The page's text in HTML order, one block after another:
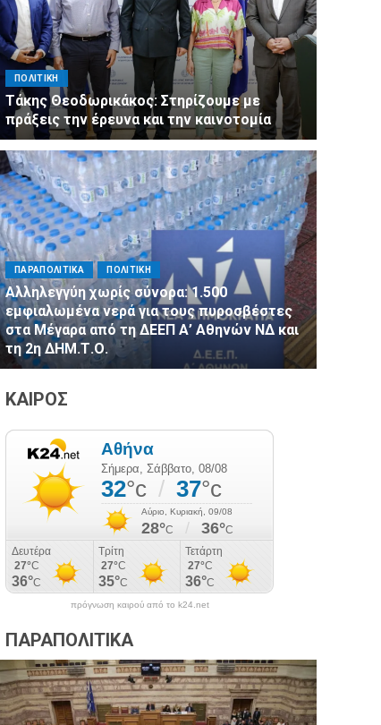
ΠΟΛΙΤΙΚΗ
Τάκης Θεοδωρικάκος: Στηρίζουμε με
πράξεις την έρευνα και την καινοτομία
ΠΑΡΑΠΟΛΙΤΙΚΑ ΠΟΛΙΤΙΚΗ
Αλληλεγγύη χωρίς σύνορα: 1.500
εμφιαλωμένα νερά για τους πυροσβέστες
στα Μέγαρα από τη ΔΕΕΠ Α’ Αθηνών ΝΔ και
τη 2η ΔΗΜ.Τ.Ο.
ΚΑΙΡΟΣ
πρόγνωση καιρού από το k24.net
ΠΑΡΑΠΟΛΙΤΙΚΑ